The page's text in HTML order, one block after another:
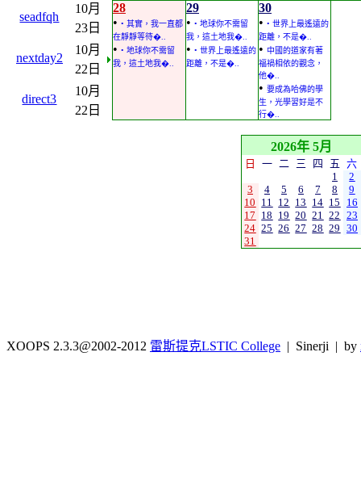
seadfqh
10月
23日
nextday2
10月
22日
direct3
10月
22日
28
• • 其實，我一直都
在靜靜等待�..
• • 地球你不需留
我，這土地我�..
29
• • 地球你不需留
我，這土地我�..
• • 世界上最遙遠的
距離，不是�..
30
• • 世界上最遙遠的
距離，不是�..
• 中國的道家有著
福禍相依的觀念，
他�..
• 要成為哈佛的學
生，光學習好是不
行�..
2026年 5月
日 一 二 三 四 五
六
1
2
3
4 5 6 7 8
9
10 11 12 13 14 15
16
17 18 19 20 21 22 23
24 25 26 27 28 29 30
31
XOOPS 2.3.3@2002-2012 雷斯提克LSTIC College | Sinerji | by